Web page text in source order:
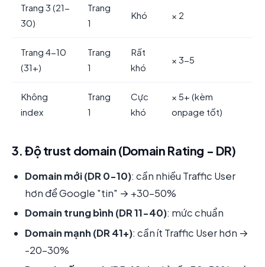
Trang 3 (21-
30)
Trang
1
Khó × 2
Trang 4-10
(31+)
Trang
1
Rất
khó
× 3-5
Không
index
Trang
1
Cực
khó
× 5+ (kèm
onpage tốt)
3. Độ trust domain (Domain Rating - DR)
Domain mới (DR 0-10): cần nhiều Traffic User
hơn để Google "tin" → +30-50%
Domain trung bình (DR 11-40): mức chuẩn
Domain mạnh (DR 41+): cần ít Traffic User hơn →
-20-30%